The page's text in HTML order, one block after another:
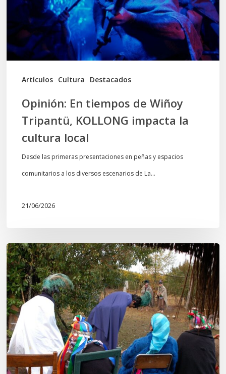
Artículos Cultura Destacados
Tripantü,
KOLLONG
impacta
la
cultura
Opinión: En tiempos de Wiñoy
Tripantü, KOLLONG impacta la
cultura local
Desde las primeras presentaciones en peñas y espacios
comunitarios a los diversos escenarios de La…
21/06/2026
Conmemoración
del
Wiñoy
Tripantü
y
la
Sociedad
Mapuche